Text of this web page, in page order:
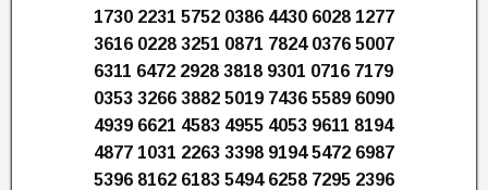
1730 2231 5752 0386 4430 6028 1277
3616 0228 3251 0871 7824 0376 5007
6311 6472 2928 3818 9301 0716 7179
0353 3266 3882 5019 7436 5589 6090
4939 6621 4583 4955 4053 9611 8194
4877 1031 2263 3398 9194 5472 6987
5396 8162 6183 5494 6258 7295 2396